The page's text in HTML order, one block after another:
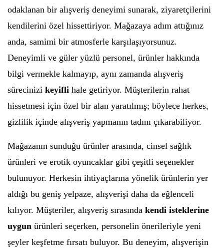
odaklanan bir alışveriş deneyimi sunarak, ziyaretçilerini
kendilerini özel hissettiriyor. Mağazaya adım attığınız
anda, samimi bir atmosferle karşılaşıyorsunuz.
Deneyimli ve güler yüzlü personel, ürünler hakkında
bilgi vermekle kalmayıp, aynı zamanda alışveriş
sürecinizi keyifli hale getiriyor. Müşterilerin rahat
hissetmesi için özel bir alan yaratılmış; böylece herkes,
gizlilik içinde alışveriş yapmanın tadını çıkarabiliyor.
Mağazanın sunduğu ürünler arasında, cinsel sağlık
ürünleri ve erotik oyuncaklar gibi çeşitli seçenekler
bulunuyor. Herkesin ihtiyaçlarına yönelik ürünlerin yer
aldığı bu geniş yelpaze, alışverişi daha da eğlenceli
kılıyor. Müşteriler, alışveriş sırasında kendi isteklerine
uygun ürünleri seçerken, personelin önerileriyle yeni
şeyler keşfetme fırsatı buluyor. Bu deneyim, alışverişin